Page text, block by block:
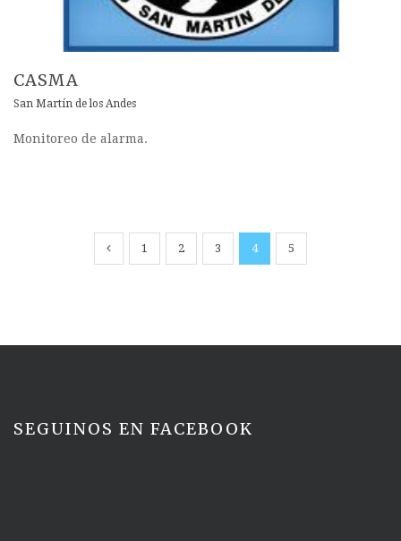
CASMA
San Martín de los Andes
Monitoreo de alarma.
1 2 3 4 5
SEGUINOS EN FACEBOOK